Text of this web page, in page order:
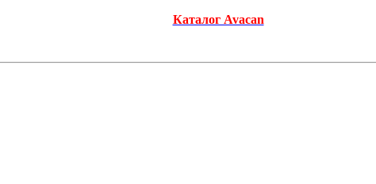
Каталог Avacan